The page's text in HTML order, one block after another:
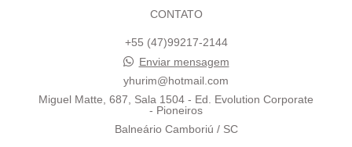
CONTATO
+55 (47)99217-2144
Enviar mensagem
yhurim@hotmail.com
Miguel Matte, 687, Sala 1504 - Ed. Evolution Corporate
- Pioneiros
Balneário Camboriú / SC